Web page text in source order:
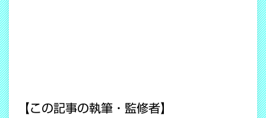
【この記事の執筆・監修者】